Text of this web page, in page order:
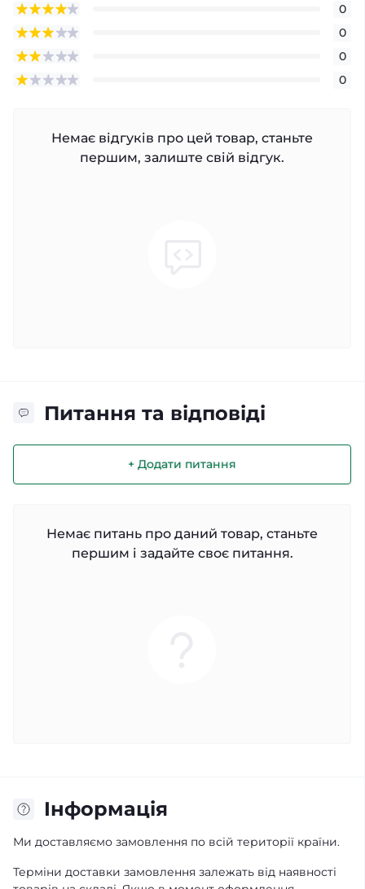
0
0
0
0
Немає відгуків про цей товар, станьте
першим, залиште свій відгук.
Питання та відповіді
+ Додати питання
Немає питань про даний товар, станьте
першим і задайте своє питання.
Iнформація
Ми доставляємо замовлення по всій території країни.
Терміни доставки замовлення залежать від наявності